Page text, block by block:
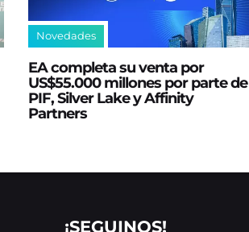
Novedades
EA completa su venta por
US$55.000 millones por parte de
PIF, Silver Lake y Affinity
Partners
¡SEGUINOS!